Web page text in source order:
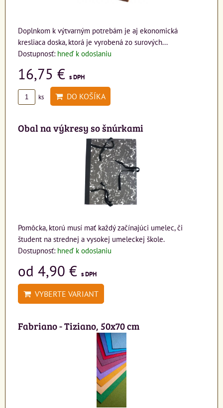
Doplnkom k výtvarným potrebám je aj ekonomická
kresliaca doska, ktorá je vyrobená zo surových...
Dostupnosť: hneď k odoslaniu
16,75 € s DPH
ks DO KOŠÍKA
Obal na výkresy so šnúrkami
Pomôcka, ktorú musí mať každý začínajúci umelec, či
študent na strednej a vysokej umeleckej škole.
Dostupnosť: hneď k odoslaniu
od 4,90 € s DPH
VYBERTE VARIANT
Fabriano - Tiziano, 50x70 cm